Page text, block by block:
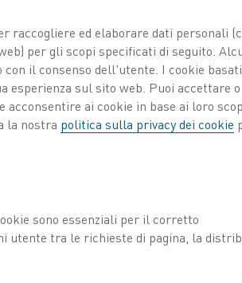
essenziale nella produzione
specifici. Lastrada
convenzionali. M
a senza la fase di
di design chic, troppofragili o
raccogliere ed elaborare dati personali
per gli scopi specificati di seguito.
il consenso dell'utente. I cookie
esperienza sul sito web. Puoi accettare o
ai cookie in base ai loro
la nostra politica sulla privacy dei cookie
sono essenziali per il corretto
utente tra le richieste di pagina, la